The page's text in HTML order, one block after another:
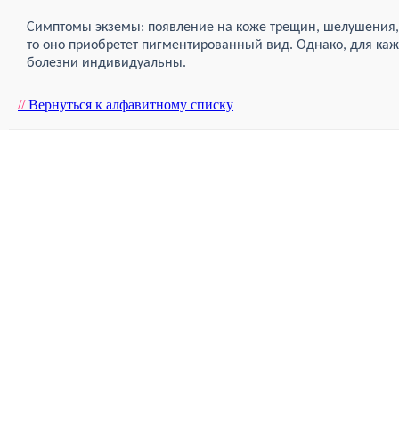
Симптомы экземы: появление на коже трещин, шелушения,
то оно приобретет пигментированный вид. Однако, для
болезни индивидуальны.
//Вернуться к алфавитному списку